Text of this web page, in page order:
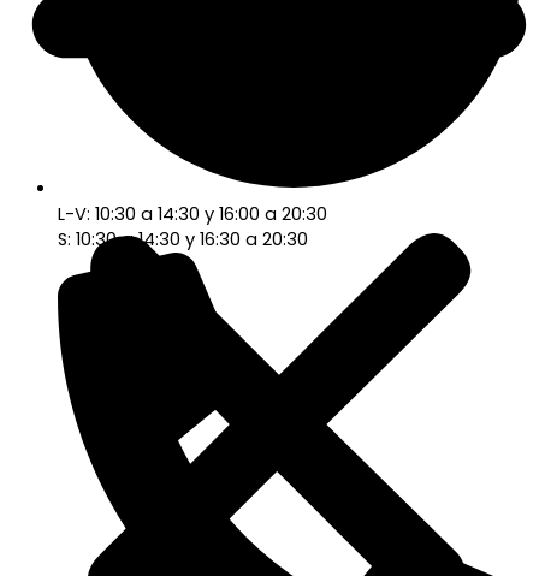
L-V: 10:30 a 14:30 y 16:00 a 20:30
S: 10:30 a 14:30 y 16:30 a 20:30